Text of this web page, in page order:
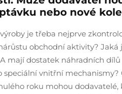
nebo nové
je třeba nejprve
obchodní aktivity? Jaká
mají dostatek náhradních
speciální vnitřní
roku mohou dodavatelé,